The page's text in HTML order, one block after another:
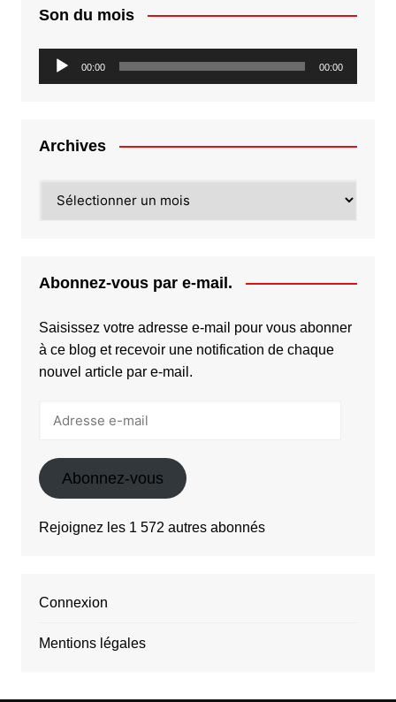
Son du mois
Lecteur
audio
00:00 00:00
Archives
Abonnez-vous par e-mail.
Saisissez votre adresse e-mail pour vous abonner
à ce blog et recevoir une notification de chaque
nouvel article par e-mail.
Abonnez-vous
Rejoignez les 1 572 autres abonnés
Connexion
Mentions légales